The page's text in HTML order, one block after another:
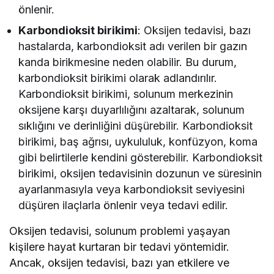
önlenir.
Karbondioksit birikimi: Oksijen tedavisi, bazı
hastalarda, karbondioksit adı verilen bir gazın
kanda birikmesine neden olabilir. Bu durum,
karbondioksit birikimi olarak adlandırılır.
Karbondioksit birikimi, solunum merkezinin
oksijene karşı duyarlılığını azaltarak, solunum
sıklığını ve derinliğini düşürebilir. Karbondioksit
birikimi, baş ağrısı, uykululuk, konfüzyon, koma
gibi belirtilerle kendini gösterebilir. Karbondioksit
birikimi, oksijen tedavisinin dozunun ve süresinin
ayarlanmasıyla veya karbondioksit seviyesini
düşüren ilaçlarla önlenir veya tedavi edilir.
Oksijen tedavisi, solunum problemi yaşayan
kişilere hayat kurtaran bir tedavi yöntemidir.
Ancak, oksijen tedavisi, bazı yan etkilere ve